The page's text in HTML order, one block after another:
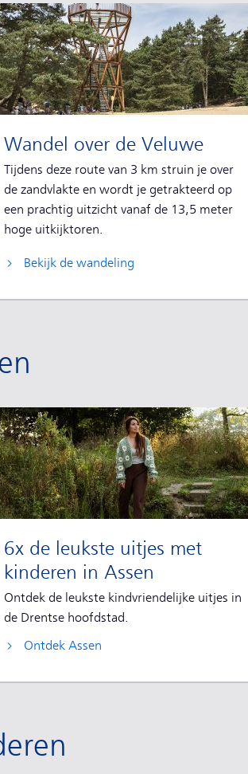
Wandel over de Veluwe
Tijdens deze route van 3 km struin je over
de zandvlakte en wordt je getrakteerd op
een prachtig uitzicht vanaf de 13,5 meter
hoge uitkijktoren.
Bekijk de wandeling
6x de leukste uitjes met
kinderen in Assen
Ontdek de leukste kindvriendelijke uitjes in
de Drentse hoofdstad.
Ontdek Assen